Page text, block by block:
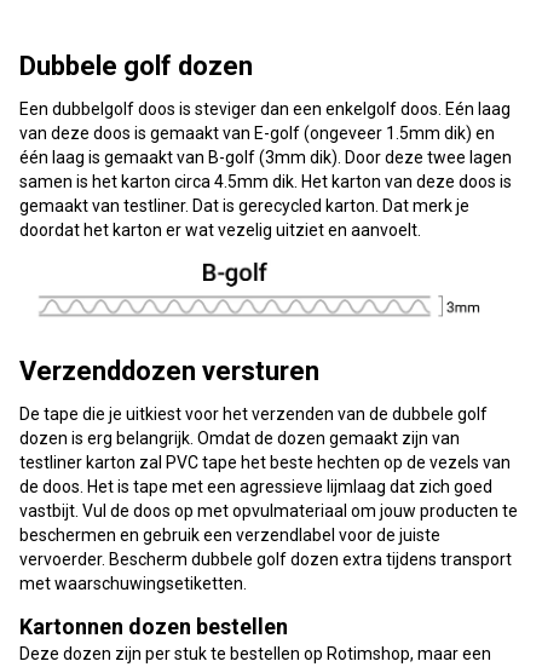
Dubbele golf dozen
Een dubbelgolf doos is steviger dan een enkelgolf doos. Eén laag
van deze doos is gemaakt van E-golf (ongeveer 1.5mm dik) en
één laag is gemaakt van B-golf (3mm dik). Door deze twee lagen
samen is het karton circa 4.5mm dik. Het karton van deze doos is
gemaakt van testliner. Dat is gerecycled karton. Dat merk je
doordat het karton er wat vezelig uitziet en aanvoelt.
Verzenddozen versturen
De tape die je uitkiest voor het verzenden van de dubbele golf
dozen is erg belangrijk. Omdat de dozen gemaakt zijn van
testliner karton zal PVC tape het beste hechten op de vezels van
de doos. Het is tape met een agressieve lijmlaag dat zich goed
vastbijt. Vul de doos op met opvulmateriaal om jouw producten te
beschermen en gebruik een verzendlabel voor de juiste
vervoerder. Bescherm dubbele golf dozen extra tijdens transport
met waarschuwingsetiketten.
Kartonnen dozen bestellen
Deze dozen zijn per stuk te bestellen op Rotimshop, maar een